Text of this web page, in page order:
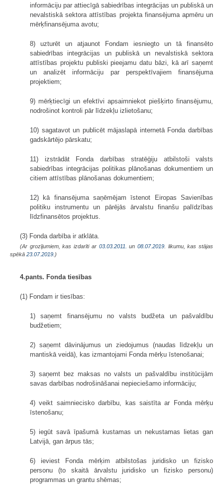
informāciju par attiecīgā sabiedrības integrācijas un publiskā un
nevalstiskā sektora attīstības projekta finansējuma apmēru un
mērķfinansējuma avotu;
8) uzturēt un atjaunot Fondam iesniegto un tā finansēto
sabiedrības integrācijas un publiskā un nevalstiskā sektora
attīstības projektu publiski pieejamu datu bāzi, kā arī saņemt
un analizēt informāciju par perspektīvajiem finansējuma
projektiem;
9) mērķtiecīgi un efektīvi apsaimniekot piešķirto finansējumu,
nodrošinot kontroli pār līdzekļu izlietošanu;
10) sagatavot un publicēt mājaslapā internetā Fonda darbības
gadskārtējo pārskatu;
11) izstrādāt Fonda darbības stratēģiju atbilstoši valsts
sabiedrības integrācijas politikas plānošanas dokumentiem un
citiem attīstības plānošanas dokumentiem;
12) kā finansējuma saņēmējam īstenot Eiropas Savienības
politiku instrumentu un pārējās ārvalstu finanšu palīdzības
līdzfinansētos projektus.
(3) Fonda darbība ir atklāta.
(Ar grozījumiem, kas izdarīti ar 03.03.2011. un 08.07.2019. likumu, kas stājas
spēkā 23.07.2019. )
4.pants. Fonda tiesības
(1) Fondam ir tiesības:
1) saņemt finansējumu no valsts budžeta un pašvaldību
budžetiem;
2) saņemt dāvinājumus un ziedojumus (naudas līdzekļu un
mantiskā veidā), kas izmantojami Fonda mērķu īstenošanai;
3) saņemt bez maksas no valsts un pašvaldību institūcijām
savas darbības nodrošināšanai nepieciešamo informāciju;
4) veikt saimniecisko darbību, kas saistīta ar Fonda mērķu
īstenošanu;
5) iegūt savā īpašumā kustamas un nekustamas lietas gan
Latvijā, gan ārpus tās;
6) ieviest Fonda mērķim atbilstošas juridisko un fizisko
personu (to skaitā ārvalstu juridisko un fizisko personu)
programmas un grantu shēmas;